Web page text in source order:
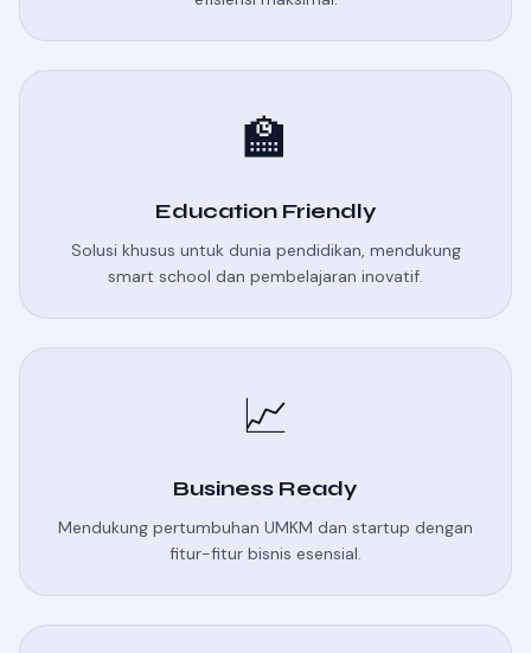
🏫
Education Friendly
Solusi khusus untuk dunia pendidikan, mendukung
smart school dan pembelajaran inovatif.
📈
Business Ready
Mendukung pertumbuhan UMKM dan startup dengan
fitur-fitur bisnis esensial.